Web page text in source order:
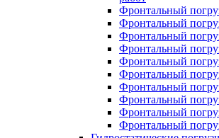
Фронтальный
Фронтальный
Фронтальный
Фронтальный
Фронтальный
Фронтальный
Фронтальный
Фронтальный
Фронтальный
Фронтальный